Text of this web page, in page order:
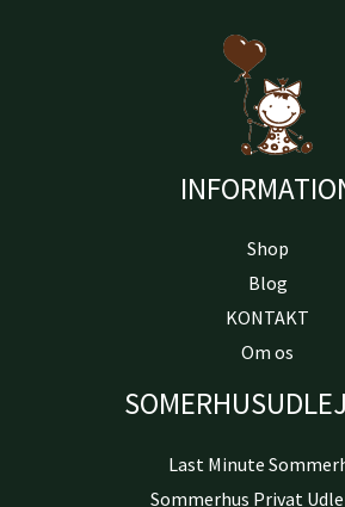
Shop
Blog
KONTAKT
Om os
Last Minute
Sommerhus Privat